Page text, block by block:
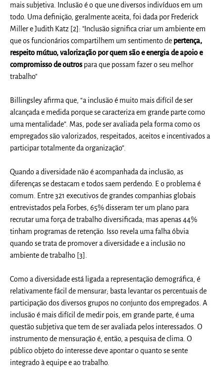
mais subjetiva. Inclusão é o que une diversos indivíduos em um
todo. Uma definição, geralmente aceita, foi dada por Frederick
Miller e Judith Katz [2]: "Inclusão significa criar um ambiente em
que os funcionários compartilhem um sentimento de pertença,
respeito mútuo, valorização por quem são e energia de apoio e
compromisso de outros para que possam fazer o seu melhor
trabalho"
Billingsley afirma que, “a inclusão é muito mais difícil de ser
alcançada e medida porque se caracteriza em grande parte como
uma mentalidade”. Mas, pode ser avaliada pela forma como os
empregados são valorizados, respeitados, aceitos e incentivados a
participar totalmente da organização”.
Quando a diversidade não é acompanhada da inclusão, as
diferenças se destacam e todos saem perdendo. E o problema é
comum. Entre 321 executivos de grandes companhias globais
entrevistados pela Forbes, 65% disseram ter um plano para
recrutar uma força de trabalho diversificada; mas apenas 44%
tinham programas de retenção. Isso revela uma falha óbvia
quando se trata de promover a diversidade e a inclusão no
ambiente de trabalho [3].
Como a diversidade está ligada a representação demográfica, é
relativamente fácil de mensurar; basta levantar os percentuais de
participação dos diversos grupos no conjunto dos empregados. A
inclusão é mais difícil de medir pois, em grande parte, é uma
questão subjetiva que tem de ser avaliada pelos interessados. O
instrumento de mensuração é, então, a pesquisa de clima. O
público objeto do interesse deve apontar o quanto se sente
integrado à equipe e ao trabalho.